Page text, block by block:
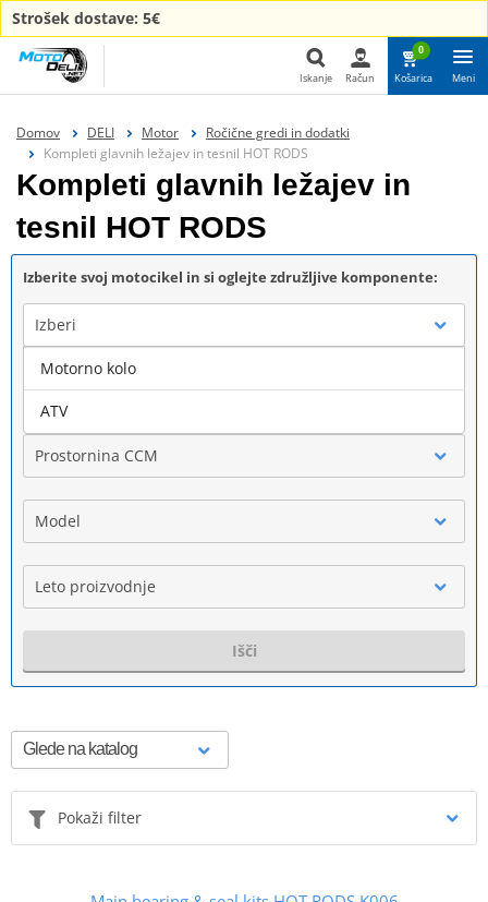
Strošek dostave: 5€
Iskanje Račun
0
Košarica Meni
Domov DELI Motor
Ročične gredi in dodatki
Kompleti glavnih ležajev in tesnil HOT RODS
Kompleti glavnih ležajev in
tesnil HOT RODS
Izberite svoj motocikel in si oglejte združljive komponente:
Izberi
Blagovna znamka
Prostornina CCM
Model
Leto proizvodnje
Išči
Pokaži filter
Motorno kolo
ATV